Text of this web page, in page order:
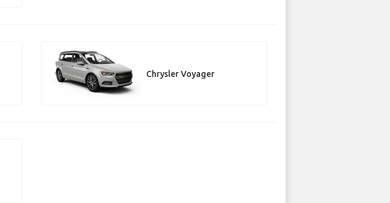
Chrysler Voyager